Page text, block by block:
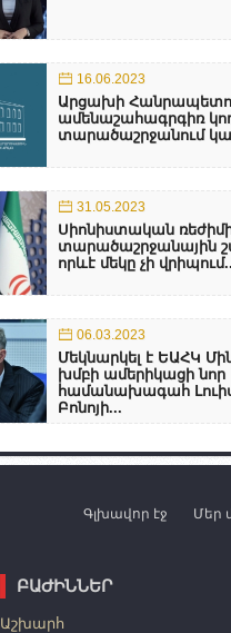
16.06.2023
Արցախի
ամենաշահագրգիռ
տարածաշրջանում
31.05.2023
Սիոնիստական
տարածաշրջանային
որևէ մեկը չի
06.03.2023
Մեկնարկել է ԵԱՀԿ
խմբի ամերիկացի նոր
համանախագահ
Բոնոյի...
Գլխավոր էջ Մեր
ԲԱԺԻՆՆԵՐ
Աշխարհ